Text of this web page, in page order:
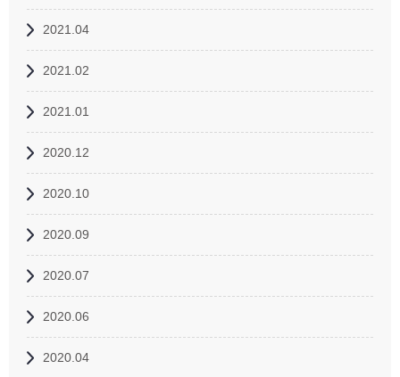
2021.04
2021.02
2021.01
2020.12
2020.10
2020.09
2020.07
2020.06
2020.04